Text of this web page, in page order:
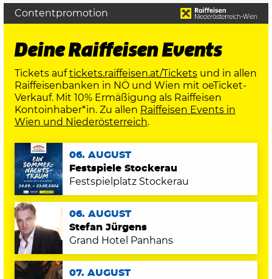
Contentpromotion
Deine Raiffeisen Events
Tickets auftickets.raiffeisen.at/Ticketsund in allen
Raiffeisenbanken in NÖ und Wien mit oeTicket-
Verkauf. Mit 10% Ermäßigung als Raiffeisen
Kontoinhaber*in. Zu allen Raiffeisen Events in
Wien und Niederösterreich.
06. AUGUST
Festspiele Stockerau
Festspielplatz Stockerau
06. AUGUST
Stefan Jürgens
Grand Hotel Panhans
07. AUGUST